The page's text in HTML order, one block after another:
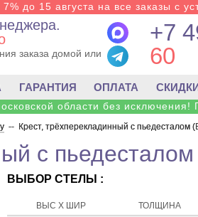
до 15 августа на все заказы с
заказа домой или
+7
60
ГАРАНТИЯ ОПЛАТА
области без исключения!
-- Крест, трёхперекладинный с пьедесталом
с
ВЫБОР СТЕЛЫ :
ВЫС Х ШИР ТОЛЩИНА